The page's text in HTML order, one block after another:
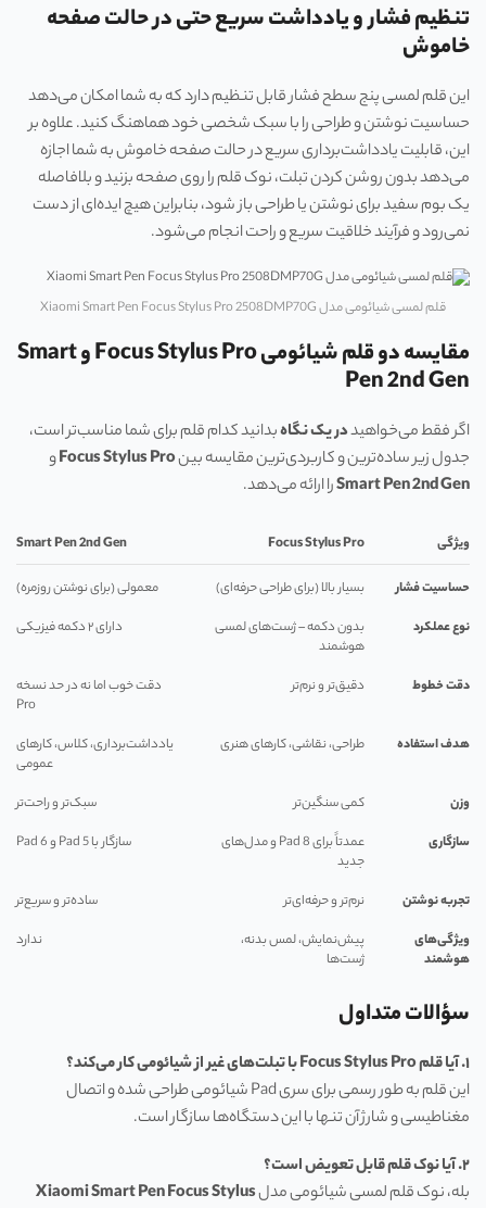
تنظیم فشار و یادداشت سریع حتی در حالت صفحه
خاموش
این قلم لمسی پنج سطح فشار قابل تنظیم دارد که به شما امکان می‌دهد
حساسیت نوشتن و طراحی را با سبک شخصی خود هماهنگ کنید. علاوه بر
این، قابلیت یادداشت‌برداری سریع در حالت صفحه خاموش به شما اجازه
می‌دهد بدون روشن کردن تبلت، نوک قلم را روی صفحه بزنید و بلافاصله
یک بوم سفید برای نوشتن یا طراحی باز شود، بنابراین هیچ ایده‌ای از دست
نمی‌رود و فرآیند خلاقیت سریع و راحت انجام می‌شود.
قلم لمسی شیائومی مدل Xiaomi Smart Pen Focus Stylus Pro 2508DMP70G
مقایسه دو قلم شیائومی Focus Stylus Pro و Smart
Pen 2nd Gen
اگر فقط می‌خواهیددر یک نگاهبدانید کدام قلم برای شما مناسب‌تر است،
جدول زیر ساده‌ترین و کاربردی‌ترین مقایسه بینFocus Stylus Proو
Smart Pen 2nd Genرا ارائه می‌دهد.
ویژگی Focus Stylus Pro
Smart Pen 2nd Gen
حساسیت فشار بسیار بالا (برای طراحی حرفه‌ای)
معمولی (برای نوشتن روزمره)
نوع عملکرد
بدون دکمه – ژست‌های لمسی
هوشمند
دارای ۲ دکمه فیزیکی
دقت خطوط دقیق‌تر و نرم‌تر
دقت خوب اما نه در حد نسخه
Pro
هدف استفاده
طراحی، نقاشی، کارهای هنری
یادداشت‌برداری، کلاس، کارهای
عمومی
وزن
کمی سنگین‌تر
سبک‌تر و راحت‌تر
سازگاری
عمدتاً برای Pad 8 و مدل‌های
جدید
سازگار با Pad 5 و Pad 6
تجربه نوشتن نرم‌تر و حرفه‌ای‌تر
ساده‌تر و سریع‌تر
ویژگی‌های
هوشمند
پیش‌نمایش، لمس بدنه،
ژست‌ها
ندارد
سؤالات متداول
۱.آیا قلم
با تبلت‌های غیر از شیائومی کار می‌کند؟
این قلم به طور رسمی برای سری Pad شیائومی طراحی شده و اتصال
مغناطیسی و شارژ آن تنها با این دستگاه‌ها سازگار است.
۲.آیا نوک قلم قابل تعویض است؟
بله، نوک قلم لمسی شیائومی مدلXiaomi Smart Pen Focus Stylus